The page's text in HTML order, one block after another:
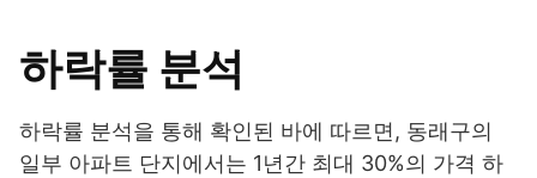
하락률 분석
하락률 분석을 통해 확인된 바에 따르면, 동래구의
일부 아파트 단지에서는 1년간 최대 30%의 가격 하